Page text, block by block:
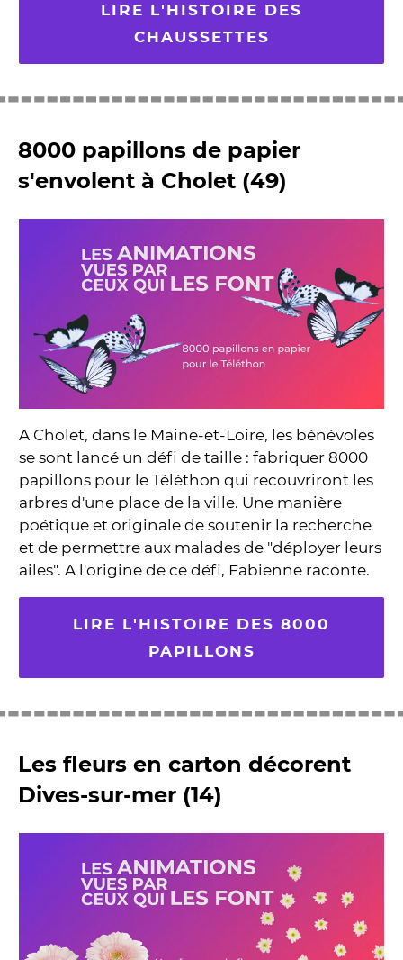
LIRE L'HISTOIRE DES
CHAUSSETTES
8000 papillons de papier
s'envolent à Cholet (49)
A Cholet, dans le Maine-et-Loire, les bénévoles
se sont lancé un défi de taille : fabriquer 8000
papillons pour le Téléthon qui recouvriront les
arbres d'une place de la ville. Une manière
poétique et originale de soutenir la recherche
et de permettre aux malades de "déployer leurs
ailes". A l'origine de ce défi, Fabienne raconte.
LIRE L'HISTOIRE DES 8000
PAPILLONS
Les fleurs en carton décorent
Dives-sur-mer (14)